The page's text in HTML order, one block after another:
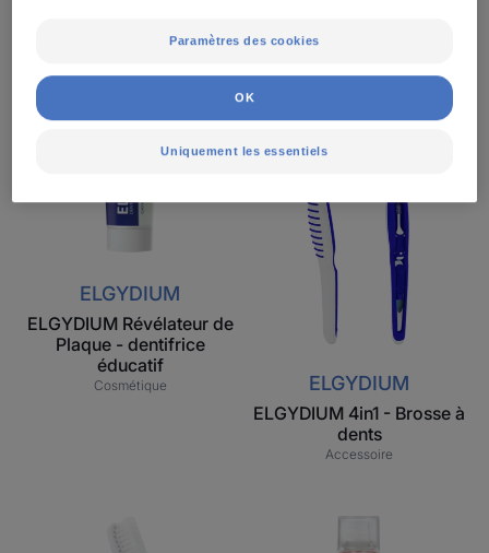
de
Plaque
dentifrice
éducatif
ELGYDIUM
ELGYDIUM Révélateur de
Plaque - dentifrice
éducatif
Cosmétique
-
dents
ELGYDIUM
ELGYDIUM 4in1 - Brosse à
dents
Accessoire
Paramètres des cookies
Uniquement les essentiels
OK